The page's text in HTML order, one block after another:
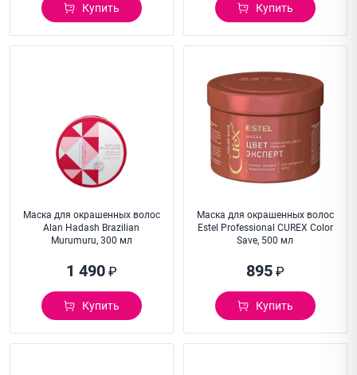
Купить Купить
Маска для окрашенных волос
Alan Hadash Brazilian
Murumuru, 300 мл
1 490₽
Купить
Маска для окрашенных волос
Estel Professional CUREX Color
Save, 500 мл
895₽
Купить